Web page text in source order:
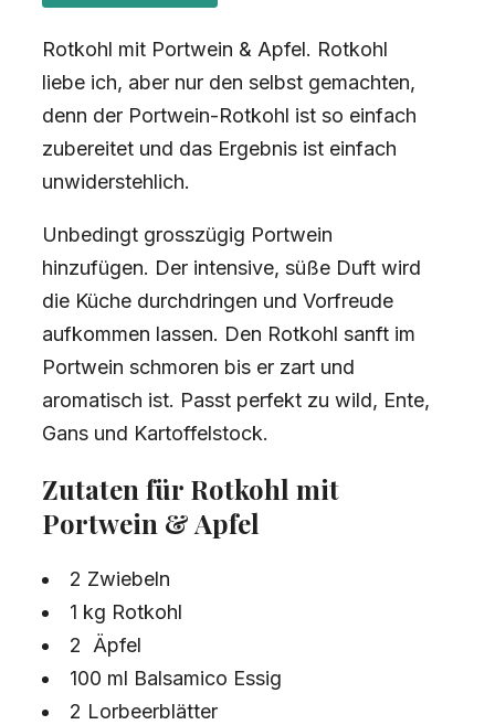
Rotkohl mit Portwein & Apfel. Rotkohl
liebe ich, aber nur den selbst gemachten,
denn der Portwein-Rotkohl ist so einfach
zubereitet und das Ergebnis ist einfach
unwiderstehlich.
Unbedingt grosszügig Portwein
hinzufügen. Der intensive, süße Duft wird
die Küche durchdringen und Vorfreude
aufkommen lassen. Den Rotkohl sanft im
Portwein schmoren bis er zart und
aromatisch ist. Passt perfekt zu wild, Ente,
Gans und Kartoffelstock.
Zutaten für Rotkohl mit
Portwein & Apfel
2 Zwiebeln
1 kg Rotkohl
2 Äpfel
100 ml Balsamico Essig
2 Lorbeerblätter